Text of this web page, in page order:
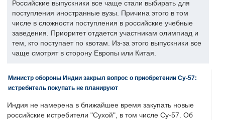
Российские выпускники все чаще стали выбирать для
поступления иностранные вузы. Причина этого в том
числе в сложности поступления в российские учебные
заведения. Приоритет отдается участникам олимпиад и
тем, кто поступает по квотам. Из-за этого выпускники все
чаще смотрят в сторону Европы или Китая.
Министр обороны Индии закрыл вопрос о приобретении Су-57:
истребитель покупать не планируют
Индия не намерена в ближайшее время закупать новые
российские истребители "Сухой", в том числе Су-57. Об